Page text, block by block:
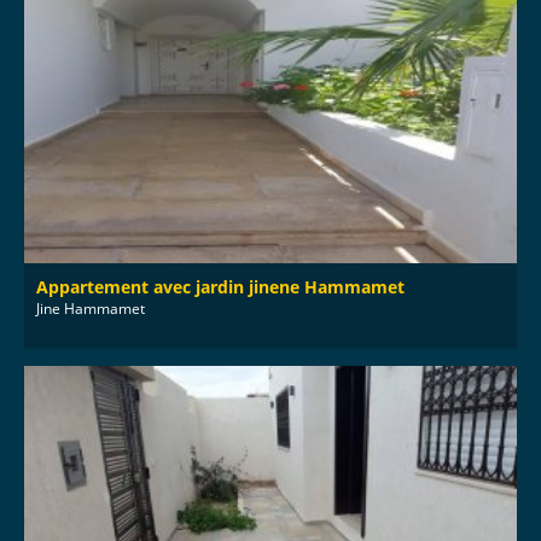
Appartement avec jardin jinene Hammamet
Jine Hammamet